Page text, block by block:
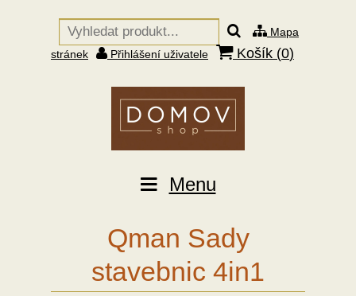
Mapa
stránek
Přihlášení uživatele Košík (0)
Menu
Qman Sady
stavebnic 4in1